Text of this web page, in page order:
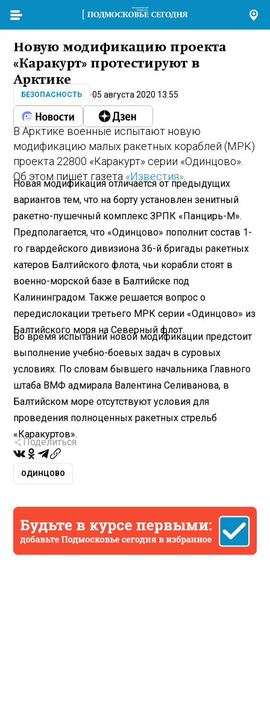
Новую модификацию проекта
«Каракурт» протестируют в
Арктике
БЕЗОПАСНОСТЬ 05 августа 2020 13:55
В Арктике военные испытают новую
модификацию малых ракетных кораблей (МРК)
проекта 22800 «Каракурт» серии «Одинцово».
Об этом пишет газета «Известия»
Новая модификация отличается от предыдущих
вариантов тем, что на борту установлен зенитный
ракетно-пушечный комплекс ЗРПК «Панцирь-М».
Предполагается, что «Одинцово» пополнит состав 1-
го гвардейского дивизиона 36-й бригады ракетных
катеров Балтийского флота, чьи корабли стоят в
военно-морской базе в Балтийске под
Калининградом. Также решается вопрос о
передислокации третьего МРК серии «Одинцово» из
Балтийского моря на Северный флот.
Во время испытаний новой модификации предстоит
выполнение учебно-боевых задач в суровых
условиях. По словам бывшего начальника Главного
штаба ВМФ адмирала Валентина Селиванова, в
Балтийском море отсутствуют условия для
проведения полноценных ракетных стрельб
«Каракуртов».
Поделиться
ОДИНЦОВО